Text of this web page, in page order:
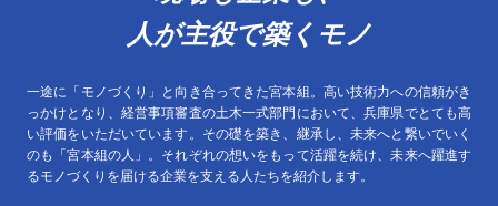
人が主役で築くモノ
一途に「モノづくり」と向き合ってきた宮本組。高い技術力への信頼がき
っかけとなり、経営事項審査の土木一式部門において、兵庫県でとても高
い評価をいただいています。その礎を築き、継承し、未来へと繋いでいく
のも「宮本組の人」。それぞれの想いをもって活躍を続け、未来へ躍進す
るモノづくりを届ける企業を支える人たちを紹介します。